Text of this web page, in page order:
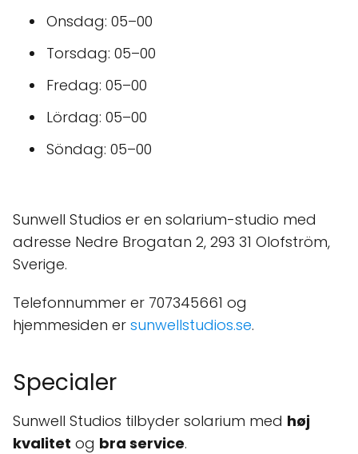
Onsdag: 05–00
Torsdag: 05–00
Fredag: 05–00
Lördag: 05–00
Söndag: 05–00
Sunwell Studios er en solarium-studio med
adresse Nedre Brogatan 2, 293 31 Olofström,
Sverige.
Telefonnummer er 707345661 og
hjemmesiden er sunwellstudios.se.
Specialer
Sunwell Studios tilbyder solarium med høj
kvalitet og bra service.